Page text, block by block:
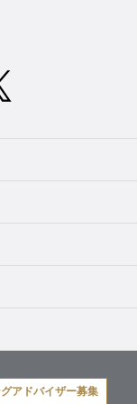
アドバイザー募集